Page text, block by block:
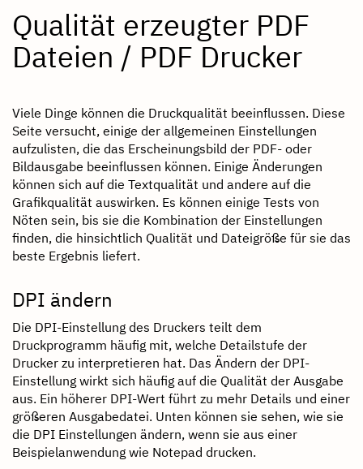
Qualität erzeugter PDF
Dateien / PDF Drucker
Viele Dinge können die Druckqualität beeinflussen. Diese
Seite versucht, einige der allgemeinen Einstellungen
aufzulisten, die das Erscheinungsbild der PDF- oder
Bildausgabe beeinflussen können. Einige Änderungen
können sich auf die Textqualität und andere auf die
Grafikqualität auswirken. Es können einige Tests von
Nöten sein, bis sie die Kombination der Einstellungen
finden, die hinsichtlich Qualität und Dateigröße für sie das
beste Ergebnis liefert.
DPI ändern
Die DPI-Einstellung des Druckers teilt dem
Druckprogramm häufig mit, welche Detailstufe der
Drucker zu interpretieren hat. Das Ändern der DPI-
Einstellung wirkt sich häufig auf die Qualität der Ausgabe
aus. Ein höherer DPI-Wert führt zu mehr Details und einer
größeren Ausgabedatei. Unten können sie sehen, wie sie
die DPI Einstellungen ändern, wenn sie aus einer
Beispielanwendung wie Notepad drucken.